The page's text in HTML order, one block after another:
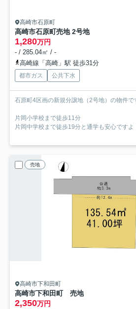
高崎市石原町
高崎市石原町売地 2号地
1,280万円
- / 285.04㎡ / -
高崎線「高崎」駅 徒歩31分
都市ガス 公共下水
石原町4区画の新規分譲地（2号地）の物件で
片岡小学校まで徒歩11分
片岡中学校まで徒歩19分と通学も安心ですよ
売地
高崎市下和田町
高崎市下和田町 売地
2,350万円